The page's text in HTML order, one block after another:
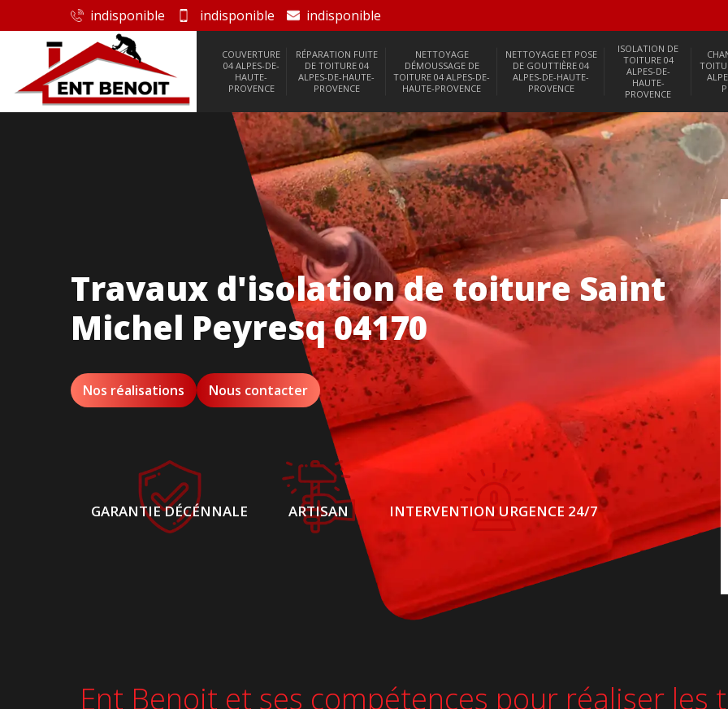
indisponible indisponible indisponible
COUVERTURE
04 ALPES-DE-
HAUTE-
PROVENCE
RÉPARATION FUITE
DE TOITURE 04
ALPES-DE-HAUTE-
PROVENCE
NETTOYAGE
DÉMOUSSAGE DE
TOITURE 04 ALPES-DE-
HAUTE-PROVENCE
NETTOYAGE ET POSE
DE GOUTTIÈRE 04
ALPES-DE-HAUTE-
PROVENCE
ISOLATION DE
TOITURE 04
ALPES-DE-
HAUTE-
PROVENCE
Travaux d'isolation de toiture Saint
Michel Peyresq 04170
Nos réalisations Nous contacter
GARANTIE DÉCÉNNALE ARTISAN INTERVENTION URGENCE 24/7
Ent Benoit et ses compétences pour réaliser les